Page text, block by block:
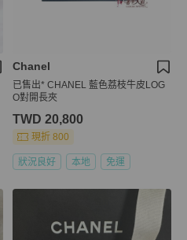
Chanel
已售出* CHANEL 藍色荔枝牛皮LOG
O對開長夾
TWD 20,800
現折 800
狀況良好 本地 免運